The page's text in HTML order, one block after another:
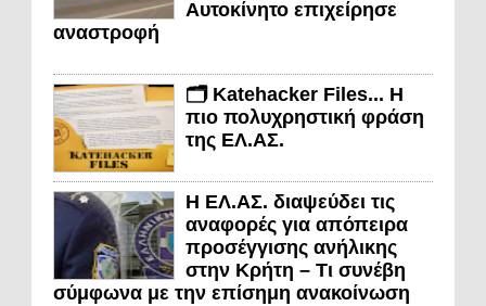
Αυτοκίνητο επιχείρησε
αναστροφή
🗂️ Katehacker Files... Η
πιο πολυχρηστική φράση
της ΕΛ.ΑΣ.
Η ΕΛ.ΑΣ. διαψεύδει τις
αναφορές για απόπειρα
προσέγγισης ανήλικης
στην Κρήτη – Τι συνέβη
σύμφωνα με την επίσημη ανακοίνωση